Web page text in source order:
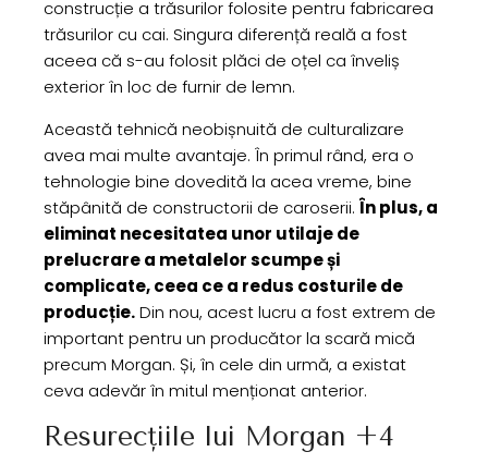
construcție a trăsurilor folosite pentru fabricarea
trăsurilor cu cai. Singura diferență reală a fost
aceea că s-au folosit plăci de oțel ca înveliș
exterior în loc de furnir de lemn.
Această tehnică neobișnuită de culturalizare
avea mai multe avantaje. În primul rând, era o
tehnologie bine dovedită la acea vreme, bine
stăpânită de constructorii de caroserii. În plus, a
eliminat necesitatea unor utilaje de
prelucrare a metalelor scumpe și
complicate, ceea ce a redus costurile de
producție.Din nou, acest lucru a fost extrem de
important pentru un producător la scară mică
precum Morgan. Și, în cele din urmă, a existat
ceva adevăr în mitul menționat anterior.
Resurecțiile lui Morgan +4